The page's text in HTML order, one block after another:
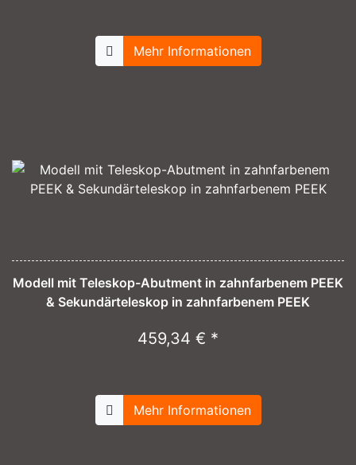
Mehr Informationen
Modell mit Teleskop-Abutment in zahnfarbenem PEEK
& Sekundärteleskop in zahnfarbenem PEEK
459,34 € *
Mehr Informationen